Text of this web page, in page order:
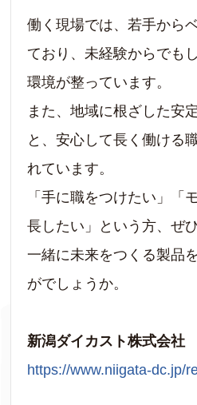
働く現場では、若手から
ており、未経験からでも
環境が整っています。
また、地域に根ざした安
と、安心して長く働ける
れています。
「手に職をつけたい」「
長したい」という方、ぜ
一緒に未来をつくる製品
がでしょうか。
新潟ダイカスト株式会社
https://www.niigata-dc.jp/